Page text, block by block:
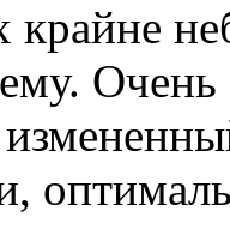
крайне
Очень